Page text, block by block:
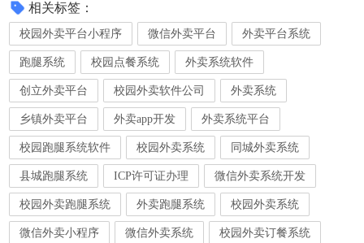
相关标签：
校园外卖平台小程序 微信外卖平台 外卖平台系统
跑腿系统 校园点餐系统 外卖系统软件
创立外卖平台 校园外卖软件公司 外卖系统
乡镇外卖平台 外卖app开发 外卖系统平台
校园跑腿系统软件 校园外卖系统 同城外卖系统
县城跑腿系统 ICP许可证办理 微信外卖系统开发
校园外卖跑腿系统 外卖跑腿系统 校园外卖系统
微信外卖小程序 微信外卖系统 校园外卖订餐系统